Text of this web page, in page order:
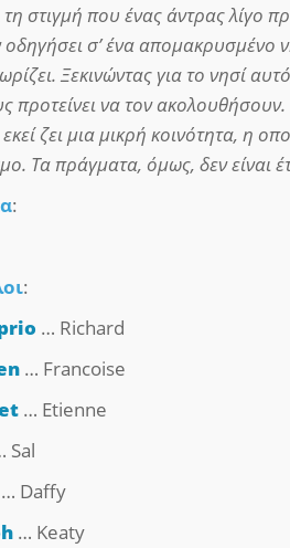
τη στιγμή που ένας άντρας λίγο
σ’ ένα απομακρυσμένο
Ξεκινώντας για το νησί
προτείνει να τον
ζει μια μικρή κοινότητα, η
Τα πράγματα, όμως, δεν είναι
:
:
… Richard
… Francoise
… Etienne
Sal
… Daffy
… Keaty